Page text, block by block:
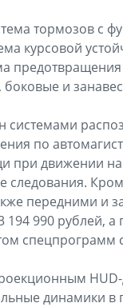
тормозов с
курсовой
и
системами
по
при движении на
передними и
990 рублей,
спецпрограмм
динамики в